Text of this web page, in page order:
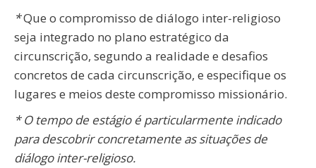
*Que o compromisso de diálogo inter-religioso
seja integrado no plano estratégico da
circunscrição, segundo a realidade e desafios
concretos de cada circunscrição, e especifique os
lugares e meios deste compromisso missionário.
* O tempo de estágio é particularmente indicado
para descobrir concretamente as situações de
diálogo inter-religioso.